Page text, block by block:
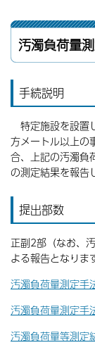
汚濁負荷量
手続説明
特定施設を設置
方メートル以上の
合、上記の汚濁負
の測定結果を報告
提出部数
正副2部（なお、
よる報告となりま
汚濁負荷量測定手
汚濁負荷量測定手
汚濁負荷量等測定